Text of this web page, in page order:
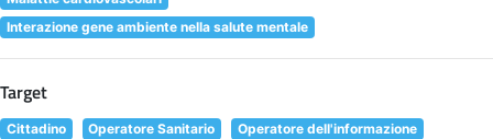
Interazione gene ambiente nella salute mentale
Target
Cittadino Operatore Sanitario Operatore dell'informazione